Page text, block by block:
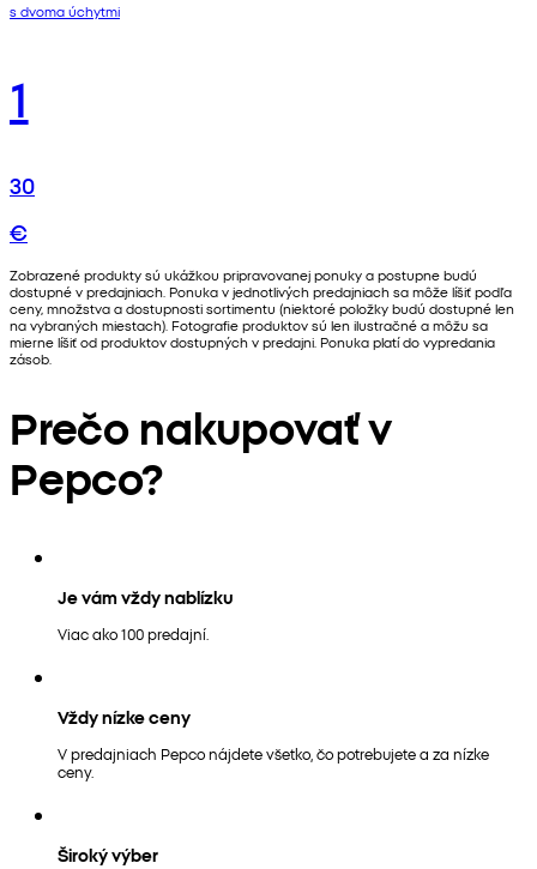
s dvoma úchytmi
1
30
€
Zobrazené produkty sú ukážkou pripravovanej ponuky a postupne budú
dostupné v predajniach. Ponuka v jednotlivých predajniach sa môže líšiť podľa
ceny, množstva a dostupnosti sortimentu (niektoré položky budú dostupné len
na vybraných miestach). Fotografie produktov sú len ilustračné a môžu sa
mierne líšiť od produktov dostupných v predajni. Ponuka platí do vypredania
zásob.
Prečo nakupovať v
Pepco?
Je vám vždy nablízku
Viac ako 100 predajní.
Vždy nízke ceny
V predajniach Pepco nájdete všetko, čo potrebujete a za nízke
ceny.
Široký výber